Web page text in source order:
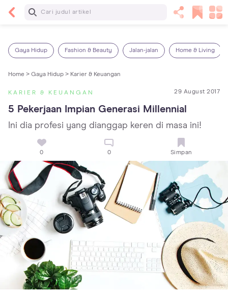
Baca Selanjutnya
Gaya Hidup Fashion & Beauty Jalan-jalan Home & Living
Home > Gaya Hidup > Karier & Keuangan
KARIER & KEUANGAN 29 August 2017
5 Pekerjaan Impian Generasi Millennial
Ini dia profesi yang dianggap keren di masa ini!
0 0 Simpan